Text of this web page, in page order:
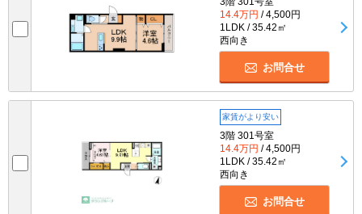
14.4万円 / 4,500円
1LDK / 35.42㎡
西向き
お問合せ
家賃がより安い
3階 301号室
14.4万円 / 4,500円
1LDK / 35.42㎡
西向き
お問合せ